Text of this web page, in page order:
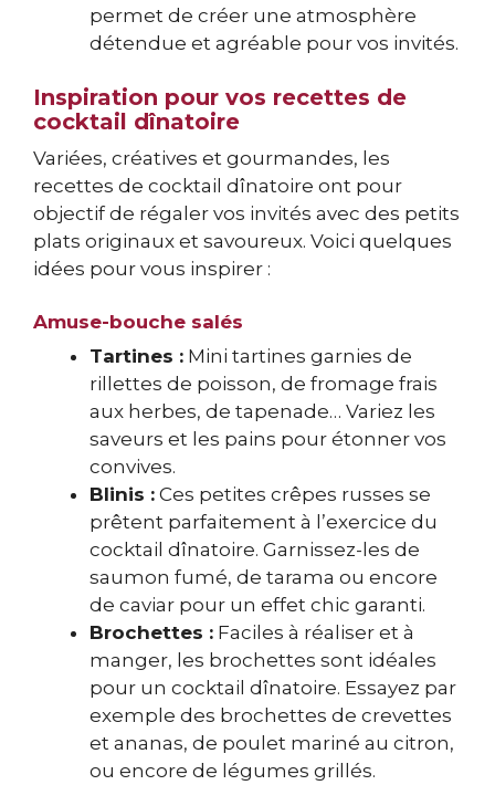
permet de créer une atmosphère
détendue et agréable pour vos invités.
Inspiration pour vos recettes de
cocktail dînatoire
Variées, créatives et gourmandes, les
recettes de cocktail dînatoire ont pour
objectif de régaler vos invités avec des petits
plats originaux et savoureux. Voici quelques
idées pour vous inspirer :
Amuse-bouche salés
Tartines : Mini tartines garnies de
rillettes de poisson, de fromage frais
aux herbes, de tapenade… Variez les
saveurs et les pains pour étonner vos
convives.
Blinis : Ces petites crêpes russes se
prêtent parfaitement à l’exercice du
cocktail dînatoire. Garnissez-les de
saumon fumé, de tarama ou encore
de caviar pour un effet chic garanti.
Brochettes : Faciles à réaliser et à
manger, les brochettes sont idéales
pour un cocktail dînatoire. Essayez par
exemple des brochettes de crevettes
et ananas, de poulet mariné au citron,
ou encore de légumes grillés.